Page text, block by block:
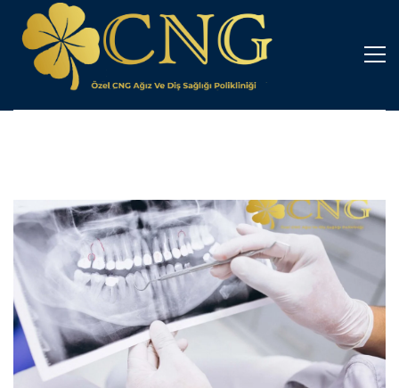
Nazilli
Diş
Hekimi